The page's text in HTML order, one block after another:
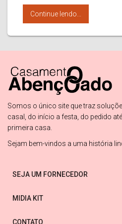
Continue lendo...
Somos o único site que traz
casal, do início a festa, do pedido
primeira casa.
Sejam bem-vindos a uma história
SEJA UM FORNECEDOR
MIDIA KIT
CONTATO